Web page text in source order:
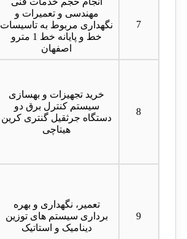
7
مهندسی و تعمیرات و
نگهداری مربوط به تاسیسات
خط و پایانه خط 1 مترو
اصفهان
8
خرید تجهیزات و بهسازی
سیستم کنترل برق دو
دستگاه جرثقیل گنتری کرین
هیتاچی
9
تعمیر، نگهداری و بهره
برداری سیستم های توزین
دینامیک و استاتیک